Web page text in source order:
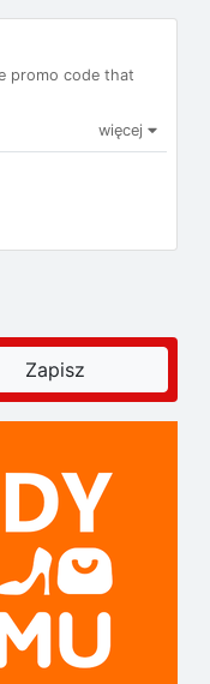
promo code that
więcej